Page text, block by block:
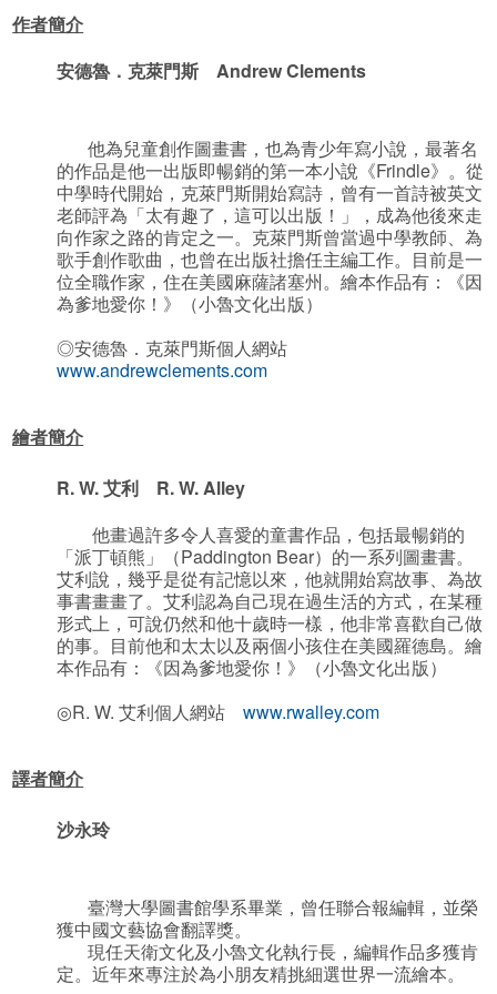
作者簡介
安德魯．克萊門斯 Andrew Clements
他為兒童創作圖畫書，也為青少年寫小說，最著名
的作品是他一出版即暢銷的第一本小說《Frindle》。從
中學時代開始，克萊門斯開始寫詩，曾有一首詩被英文
老師評為「太有趣了，這可以出版！」，成為他後來走
向作家之路的肯定之一。克萊門斯曾當過中學教師、為
歌手創作歌曲，也曾在出版社擔任主編工作。目前是一
位全職作家，住在美國麻薩諸塞州。繪本作品有：《因
為爹地愛你！》（小魯文化出版）
◎安德魯．克萊門斯個人網站
www.andrewclements.com
繪者簡介
R. W.艾利 R. W. Alley
他畫過許多令人喜愛的童書作品，包括最暢銷的
「派丁頓熊」（Paddington Bear）的一系列圖畫書。
艾利說，幾乎是從有記憶以來，他就開始寫故事、為故
事書畫畫了。艾利認為自己現在過生活的方式，在某種
形式上，可說仍然和他十歲時一樣，他非常喜歡自己做
的事。目前他和太太以及兩個小孩住在美國羅德島。繪
本作品有：《因為爹地愛你！》（小魯文化出版）
◎R. W. 艾利個人網站www.rwalley.com
譯者簡介
沙永玲
臺灣大學圖書館學系畢業，曾任聯合報編輯，並榮
獲中國文藝協會翻譯獎。
現任天衛文化及小魯文化執行長，編輯作品多獲肯
定。近年來專注於為小朋友精挑細選世界一流繪本。